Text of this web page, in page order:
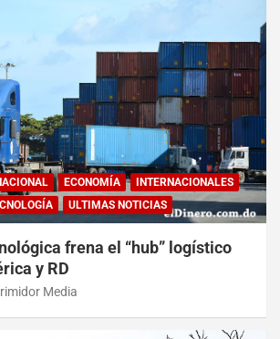
ECONOMÍA
INTERNACIONALES
ULTIMAS NOTICIAS
frena el “hub” logístico
y RD
Media